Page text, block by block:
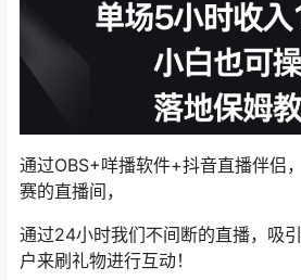
通过OBS+咩播软件+抖音直播伴侣
赛的直播间，
通过24小时我们不间断的直播，吸
户来刷礼物进行互动！